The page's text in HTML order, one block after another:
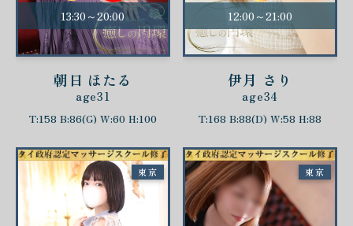
13:30～20:00
朝日 ほたる
age31
T:158 B:86(G) W:60 H:100
12:00～21:00
伊月 さり
age34
T:168 B:88(D) W:58 H:88
東京 東京